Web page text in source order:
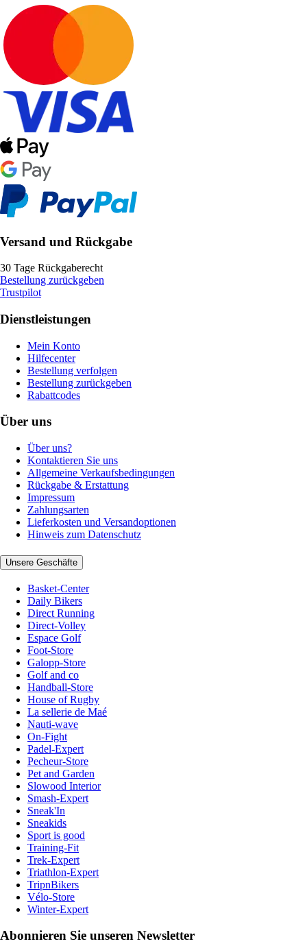
Versand und Rückgabe
30 Tage Rückgaberecht
Bestellung zurückgeben
Trustpilot
Dienstleistungen
Mein Konto
Hilfecenter
Bestellung verfolgen
Bestellung zurückgeben
Rabattcodes
Über uns
Über uns?
Kontaktieren Sie uns
Allgemeine Verkaufsbedingungen
Rückgabe & Erstattung
Impressum
Zahlungsarten
Lieferkosten und Versandoptionen
Hinweis zum Datenschutz
Unsere Geschäfte
Basket-Center
Daily Bikers
Direct Running
Direct-Volley
Espace Golf
Foot-Store
Galopp-Store
Golf and co
Handball-Store
House of Rugby
La sellerie de Maé
Nauti-wave
On-Fight
Padel-Expert
Pecheur-Store
Pet and Garden
Slowood Interior
Smash-Expert
Sneak'In
Sneakids
Sport is good
Training-Fit
Trek-Expert
Triathlon-Expert
TripnBikers
Vélo-Store
Winter-Expert
Abonnieren Sie unseren Newsletter